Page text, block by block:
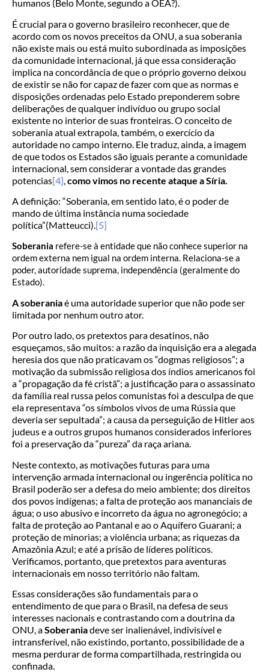
humanos (Belo Monte, segundo a OEA?).
É crucial para o governo brasileiro reconhecer, que de
acordo com os novos preceitos da ONU, a sua soberania
não existe mais ou está muito subordinada as imposições
da comunidade internacional, já que essa consideração
implica na concordância de que o próprio governo deixou
de existir se não for capaz de fazer com que as normas e
disposições ordenadas pelo Estado preponderem sobre
deliberações de qualquer indivíduo ou grupo social
existente no interior de suas fronteiras. O conceito de
soberania atual extrapola, também, o exercício da
autoridade no campo interno. Ele traduz, ainda, a imagem
de que todos os Estados são iguais perante a comunidade
internacional, sem considerar a vontade das grandes
potencias[4] como vimos no recente ataque a Síria.
A definição: “Soberania, em sentido lato, é o poder de
mando de última instância numa sociedade
política”(Matteucci).[5]
Soberania refere-se à entidade que não conhece superior na
ordem externa nem igual na ordem interna. Relaciona-se a
poder, autoridade suprema, independência (geralmente do
Estado).
A soberaniaé uma autoridade superior que não pode ser
limitada por nenhum outro ator.
Por outro lado, os pretextos para desatinos, não
esqueçamos, são muitos: a razão da inquisição era a alegada
heresia dos que não praticavam os “dogmas religiosos”; a
motivação da submissão religiosa dos índios americanos foi
a “propagação da fé cristã”; a justificação para o assassinato
da família real russa pelos comunistas foi a desculpa de que
ela representava “os símbolos vivos de uma Rússia que
deveria ser sepultada”; a causa da perseguição de Hitler aos
judeus e a outros grupos humanos considerados inferiores
foi a preservação da “pureza” da raça ariana.
Neste contexto, as motivações futuras para uma
intervenção armada internacional ou ingerência política no
Brasil poderão ser a defesa do meio ambiente; dos direitos
dos povos indígenas; a falta de proteção aos mananciais de
água; o uso abusivo e incorreto da água no agronegócio; a
falta de proteção ao Pantanal e ao o Aquífero Guarani; a
proteção de minorias; a violência urbana; as riquezas da
Amazônia Azul; e até a prisão de líderes políticos.
Verificamos, portanto, que pretextos para aventuras
internacionais em nosso território não faltam.
Essas considerações são fundamentais para o
entendimento de que para o Brasil, na defesa de seus
interesses nacionais e contrastando com a doutrina da
ONU, aSoberaniadeve ser inalienável, indivisível e
intransferível, não existindo, portanto, possibilidade de a
mesma perdurar de forma compartilhada, restringida ou
confinada.